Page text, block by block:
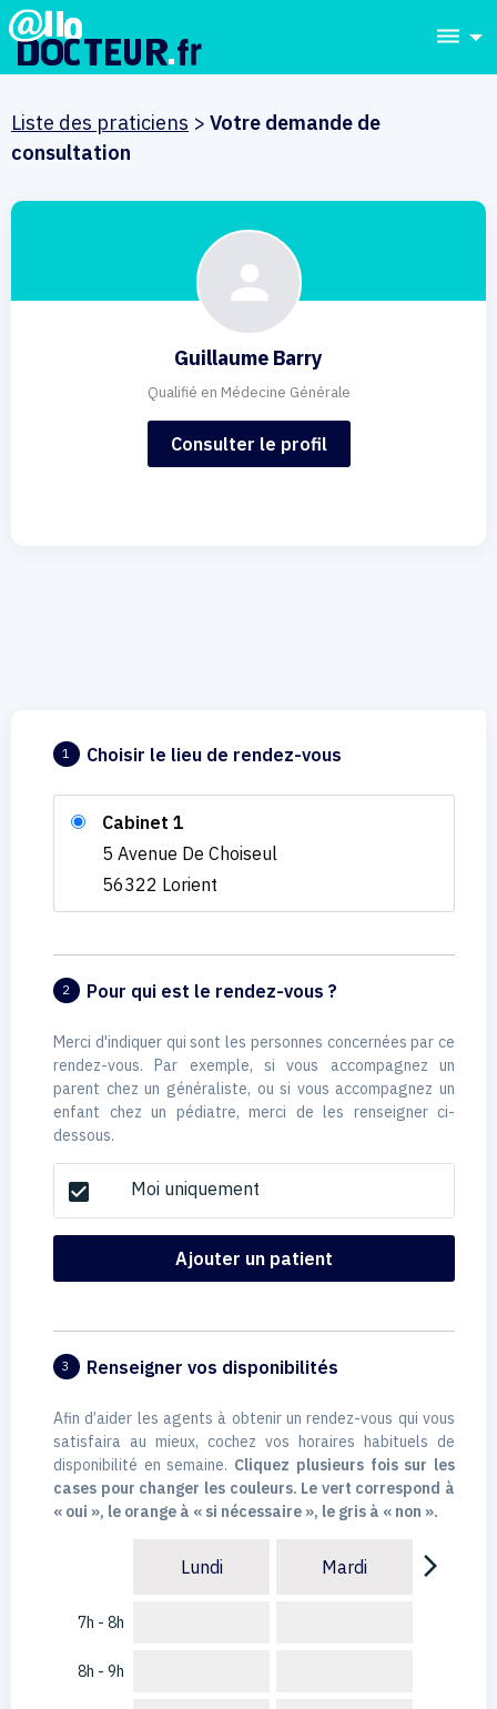
dehaze
Liste des praticiens > Votre demande de
consultation
Guillaume Barry
Qualifié en Médecine Générale
Consulter le profil
1 Choisir le lieu de rendez-vous
Cabinet 1
5 Avenue De Choiseul
56322 Lorient
2 Pour qui est le rendez-vous ?
Merci d'indiquer qui sont les personnes concernées par ce
rendez-vous. Par exemple, si vous accompagnez un
parent chez un généraliste, ou si vous accompagnez un
enfant chez un pédiatre, merci de les renseigner ci-
dessous.
check_box Moi uniquement
Ajouter un patient
3 Renseigner vos disponibilités
Afin d’aider les agents à obtenir un rendez-vous qui vous
satisfaira au mieux, cochez vos horaires habituels de
disponibilité en semaine. Cliquez plusieurs fois sur les
cases pour changer les couleurs. Le vert correspond à
« oui », le orange à « si nécessaire », le gris à « non ».
7h - 8h
8h - 9h
Lundi Mardi arrow_forward_ios